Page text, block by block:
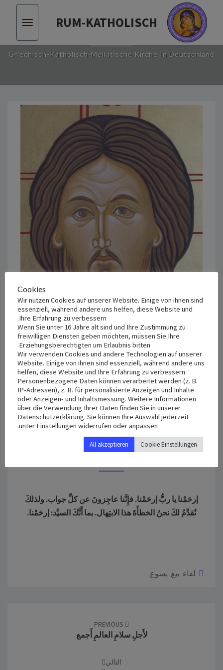
RUM-KATHOLISCH
Toggle
RUM-KATHOLISCH
Griechisch-Katholisch-Melkitische Kirche In Deutschland
إرحَمْنا
يا
ربُّ
إرحَمْنا يا ربُّ
إرحَمْنا يا ربُّ إرحَمْنا. فإِنَّنا عاجِزونَ عن كلِّ جواب. ولذلكَ
نُقدِّمُ لكَ نحنُ الخطأَةَ هذا الابتِهال. بما أَنَّكَ السيِّد: إرحَمْنا.
لقاء مع يسوع
لأَجلِ سلامِ العالمِ أَجمع
التالي
Cookies
Wir nutzen Cookies auf unserer Website. Einige von ihnen sind
essenziell, während andere uns helfen, diese Website und
Ihre Erfahrung zu verbessern.
Wenn Sie unter 16 Jahre alt sind und Ihre Zustimmung zu
freiwilligen Diensten geben möchten, müssen Sie Ihre
Erziehungsberechtigten um Erlaubnis bitten.
Wir verwenden Cookies und andere Technologien auf unserer
Website. Einige von ihnen sind essenziell, während andere uns
helfen, diese Website und Ihre Erfahrung zu verbessern.
Personenbezogene Daten können verarbeitet werden (z. B.
IP-Adressen), z. B. für personalisierte Anzeigen und Inhalte
oder Anzeigen- und Inhaltsmessung. Weitere Informationen
über die Verwendung Ihrer Daten finden Sie in unserer
Datenschutzerklärung. Sie können Ihre Auswahl jederzeit
unter Einstellungen widerrufen oder anpassen.
Cookie Einstellungen
All akzeptieren